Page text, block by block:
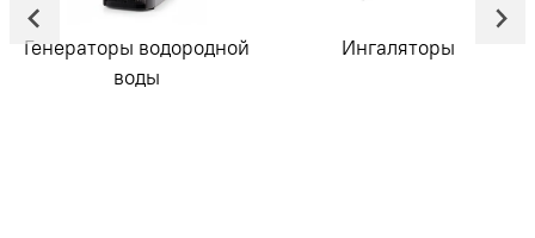
Генераторы водородной
воды
Ингаляторы